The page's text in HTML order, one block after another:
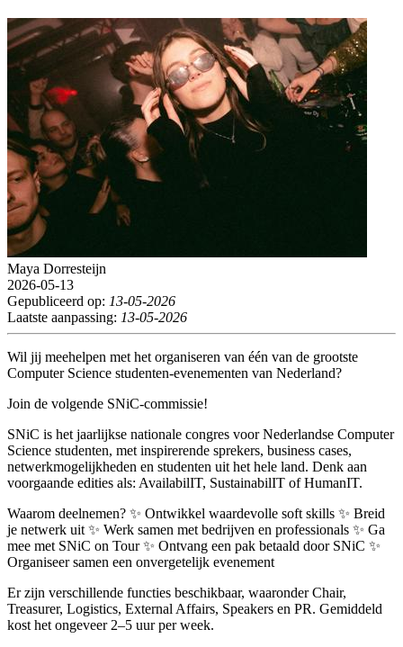
Maya Dorresteijn
2026-05-13
Gepubliceerd op: 13-05-2026
Laatste aanpassing: 13-05-2026
Wil jij meehelpen met het organiseren van één van de grootste
Computer Science studenten-evenementen van Nederland?
Join de volgende SNiC-commissie!
SNiC is het jaarlijkse nationale congres voor Nederlandse Computer
Science studenten, met inspirerende sprekers, business cases,
netwerkmogelijkheden en studenten uit het hele land. Denk aan
voorgaande edities als: AvailabilIT, SustainabilIT of HumanIT.
Waarom deelnemen? ✨ Ontwikkel waardevolle soft skills ✨ Breid
je netwerk uit ✨ Werk samen met bedrijven en professionals ✨ Ga
mee met SNiC on Tour ✨ Ontvang een pak betaald door SNiC ✨
Organiseer samen een onvergetelijk evenement
Er zijn verschillende functies beschikbaar, waaronder Chair,
Treasurer, Logistics, External Affairs, Speakers en PR. Gemiddeld
kost het ongeveer 2–5 uur per week.